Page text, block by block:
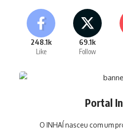
248.1k
Like
69.1k
Follow
Portal
O INHAÍ nasceu com um